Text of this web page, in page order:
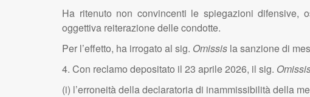
Ha ritenuto non convincenti le spiegazioni difensive,
oggettiva reiterazione delle condotte.
Per l’effetto, ha irrogato al sig. Omissis la sanzione di
4. Con reclamo depositato il 23 aprile 2026, il sig.
(i) l’erroneità della declaratoria di inammissibilità della